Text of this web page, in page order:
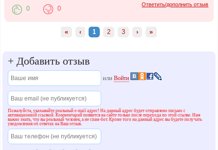
Ответить/дополнить отзыв
0 0
« ‹ 1 2 3 › »
+ Добавить отзыв
илиВойти
Пожалуйста, указывайте реальный e-mail адрес! На данный адрес будет отправлено письмо с
активационной ссылкой. Комментарий появится на сайте только после перехода по этой ссылке. Нам
важно знать, что вы реальный человек, а не спам-бот. Кроме того на данный адрес вы будете получать
уведомления об ответах на Ваш отзыв.